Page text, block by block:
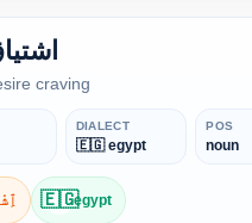
craving
DIALECT
🇪🇬 egypt
POS
noun
🇪🇬egypt